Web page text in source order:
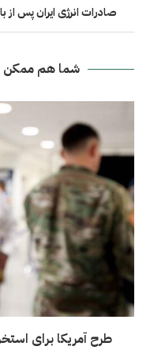
صادرات انرژی ایران پس از
شما هم ممکن
طرح آمریکا برای